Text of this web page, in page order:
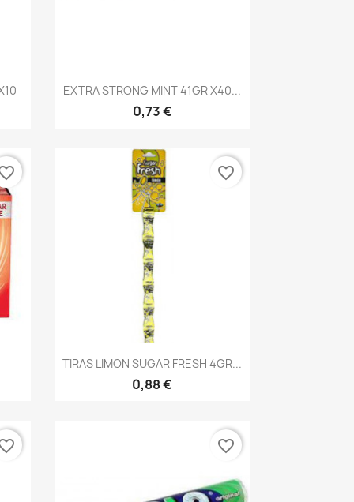
Vista rápida
EXTRA STRONG MINT 41GR X40...
0,73 €
Vista rápida
TIRAS LIMON SUGAR FRESH 4GR...
0,88 €
favorite_border
favorite_border